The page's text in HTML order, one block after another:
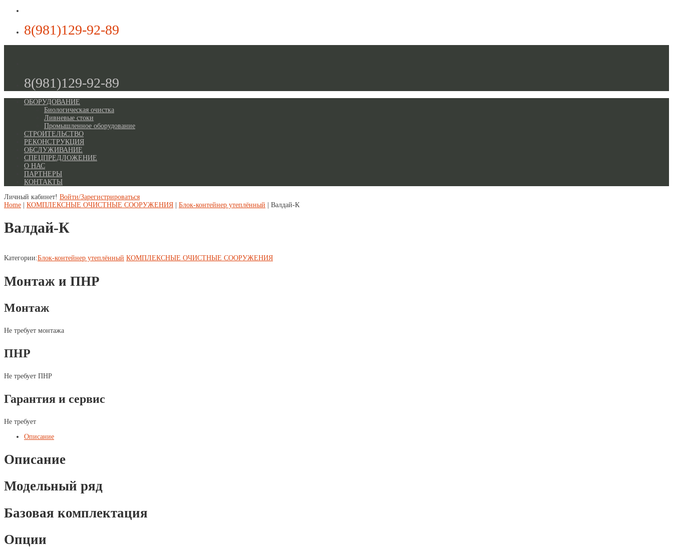
8(981)129-92-89
8(981)129-92-89
ОБОРУДОВАНИЕ
Биологическая очистка
Ливневые стоки
Промышленное оборудование
СТРОИТЕЛЬСТВО
РЕКОНСТРУКЦИЯ
ОБСЛУЖИВАНИЕ
СПЕЦПРЕДЛОЖЕНИЕ
О НАС
ПАРТНЕРЫ
КОНТАКТЫ
Личный кабинет! Войти/Зарегистрироваться
Home
КОМПЛЕКСНЫЕ ОЧИСТНЫЕ СООРУЖЕНИЯ Блок-контейнер утеплённый | Валдай-К
Валдай-К
Категории:Блок-контейнер утеплённый КОМПЛЕКСНЫЕ ОЧИСТНЫЕ СООРУЖЕНИЯ
Монтаж и ПНР
Монтаж
Не требует монтажа
ПНР
Не требует ПНР
Гарантия и сервис
Не требует
Описание
Описание
Модельный ряд
Базовая комплектация
Опции